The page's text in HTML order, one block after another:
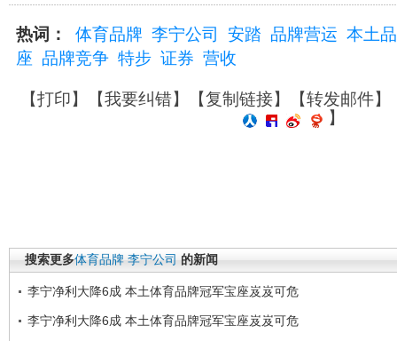
热词： 体育品牌 李宁公司 安踏 品牌营运 本土
座 品牌竞争 特步 证券 营收
【打印】【我要纠错】【复制链接】【转发邮件】
】
搜索更多体育品牌 李宁公司 的新闻
李宁净利大降6成 本土体育品牌冠军宝座岌岌可危
李宁净利大降6成 本土体育品牌冠军宝座岌岌可危